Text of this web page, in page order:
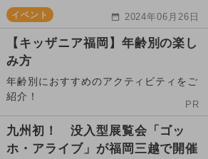
イベント 2024年06月26日
【キッザニア福岡】年齢別の楽し
み方
年齢別におすすめのアクティビティをご
紹介！
PR
九州初！ 没入型展覧会「ゴッ
ホ・アライブ」が福岡三越で開催